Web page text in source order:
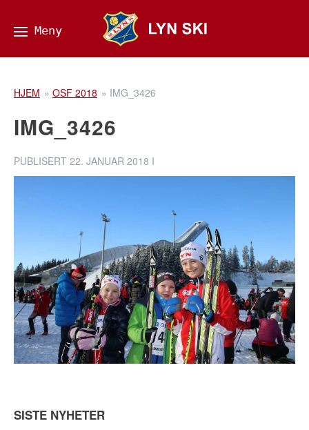
HJEM » OSF 2018 » IMG_3426
IMG_3426
PUBLISERT 22. JANUAR 2018 I
SISTE NYHETER